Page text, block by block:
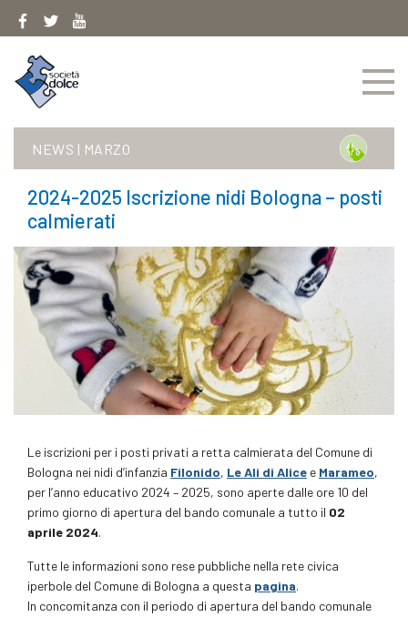
NEWS | MARZO
2024-2025 Iscrizione nidi Bologna – posti
calmierati
Le iscrizioni per i posti privati a retta calmierata del Comune di
Bologna nei nidi d’infanzia Filonido, Le Ali di Alice e Marameo,
per l’anno educativo 2024 – 2025, sono aperte dalle ore 10 del
primo giorno di apertura del bando comunale a tutto il 02
aprile 2024.
Tutte le informazioni sono rese pubbliche nella rete civica
iperbole del Comune di Bologna a questa pagina.
In concomitanza con il periodo di apertura del bando comunale